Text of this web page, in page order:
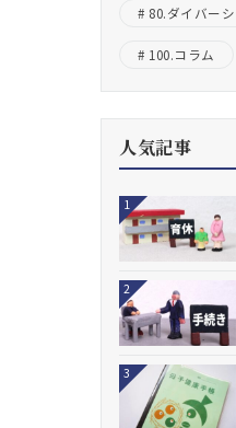
80.ダイバー
100.コラム
人気記事
1
2
3